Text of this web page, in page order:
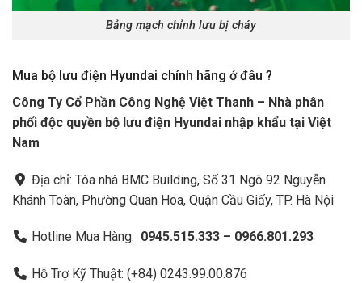
Bảng mạch chỉnh lưu bị cháy
Mua bộ lưu điện Hyundai chính hãng ở đâu ?
Công Ty Cổ Phần Công Nghệ Việt Thanh – Nhà phân
phối độc quyền bộ lưu điện Hyundai nhập khẩu tại Việt
Nam
Địa chỉ: Tòa nhà BMC Building, Số 31 Ngõ 92 Nguyễn
Khánh Toàn, Phường Quan Hoa, Quận Cầu Giấy, TP. Hà Nội
Hotline Mua Hàng: 0945.515.333 – 0966.801.293
Hỗ Trợ Kỹ Thuật: (+84) 0243.99.00.876